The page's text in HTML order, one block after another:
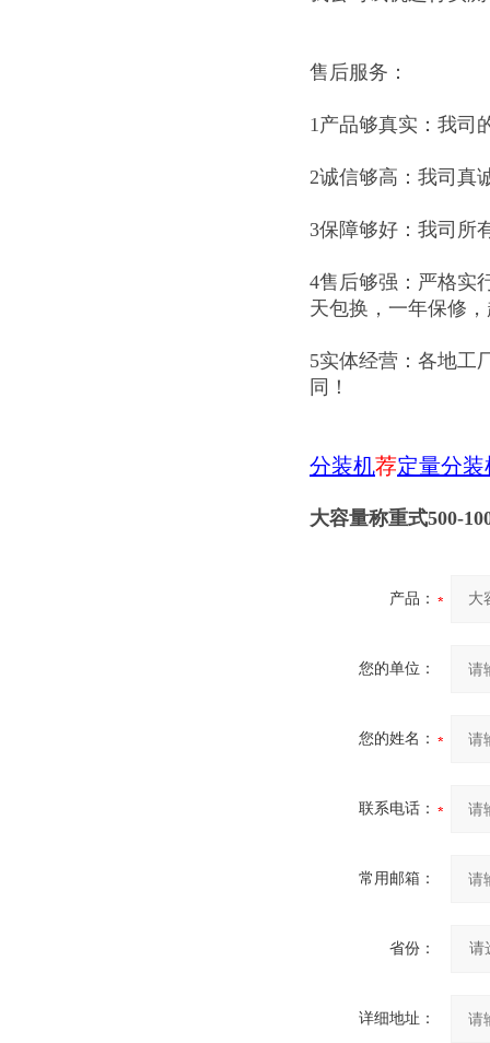
售后服务：
1产品够真实：我司
2诚信够高：我司真
3保障够好：我司所
4售后够强：严格实
天包换，一年保修
5实体经营：各地工
同！
分装机荐定量分装
大容量称重式500-
产品：
您的单位：
您的姓名：
联系电话：
常用邮箱：
省份：
详细地址：